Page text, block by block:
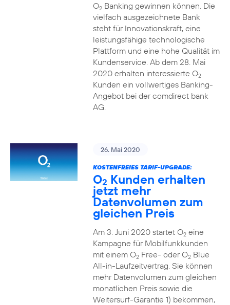
O2Banking gewinnen können. Die
vielfach ausgezeichnete Bank
steht für Innovationskraft, eine
leistungsfähige technologische
Plattform und eine hohe Qualität im
Kundenservice. Ab dem 28. Mai
2020 erhalten interessierte O2
Kunden ein vollwertiges Banking-
Angebot bei der comdirect bank
AG.
26. Mai 2020
KOSTENFREIES TARIF-UPGRADE:
O2 Kunden erhalten
jetzt mehr
Datenvolumen zum
gleichen Preis
Am 3. Juni 2020 startet O2eine
Kampagne für Mobilfunkkunden
mit einem O2Free- oder O2Blue
All-in-Laufzeitvertrag. Sie können
mehr Datenvolumen zum gleichen
monatlichen Preis sowie die
Weitersurf-Garantie 1) bekommen,